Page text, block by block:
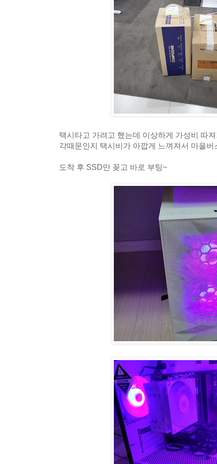
택시타고 가려고 했는데 이상하게 가성비 따
각때문인지 택시비가 아깝게 느껴져서 마을
도착 후 SSD만 꽂고 바로 부팅~